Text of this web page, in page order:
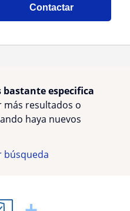
Contactar
bastante especifica
más resultados o
haya nuevos
búsqueda